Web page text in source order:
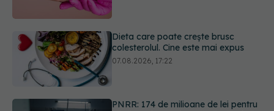
PNRR: 174 de milioane de lei pentru
sănătate într-o singură săptămână.